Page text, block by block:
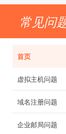
常见问
首页
虚拟主机问题
域名注册问题
企业邮局问题